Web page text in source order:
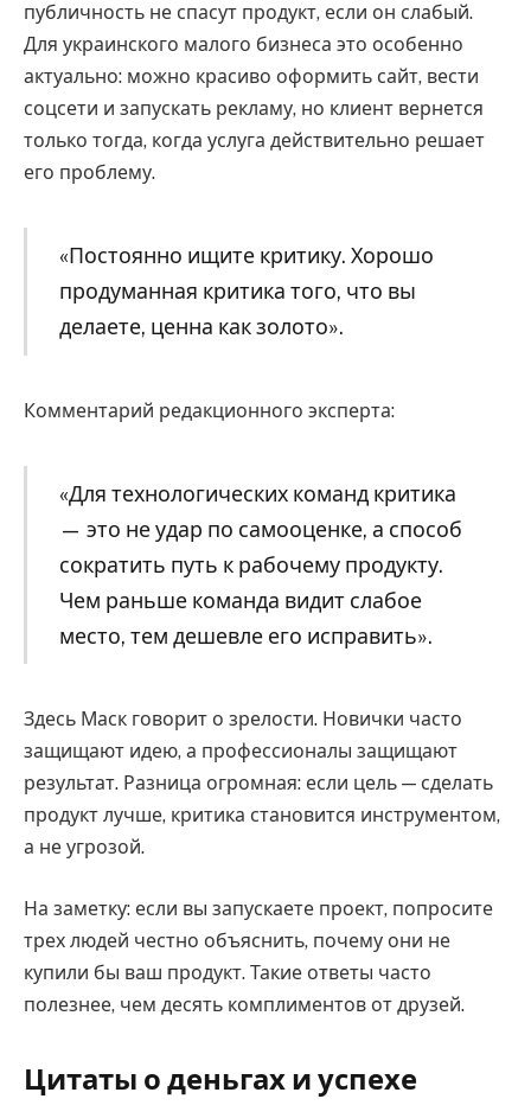
публичность не спасут продукт, если он слабый.
Для украинского малого бизнеса это особенно
актуально: можно красиво оформить сайт, вести
соцсети и запускать рекламу, но клиент вернется
только тогда, когда услуга действительно решает
его проблему.
«Постоянно ищите критику. Хорошо
продуманная критика того, что вы
делаете, ценна как золото».
Комментарий редакционного эксперта:
«Для технологических команд критика
— это не удар по самооценке, а способ
сократить путь к рабочему продукту.
Чем раньше команда видит слабое
место, тем дешевле его исправить».
Здесь Маск говорит о зрелости. Новички часто
защищают идею, а профессионалы защищают
результат. Разница огромная: если цель — сделать
продукт лучше, критика становится инструментом,
а не угрозой.
На заметку: если вы запускаете проект, попросите
трех людей честно объяснить, почему они не
купили бы ваш продукт. Такие ответы часто
полезнее, чем десять комплиментов от друзей.
Цитаты о деньгах и успехе